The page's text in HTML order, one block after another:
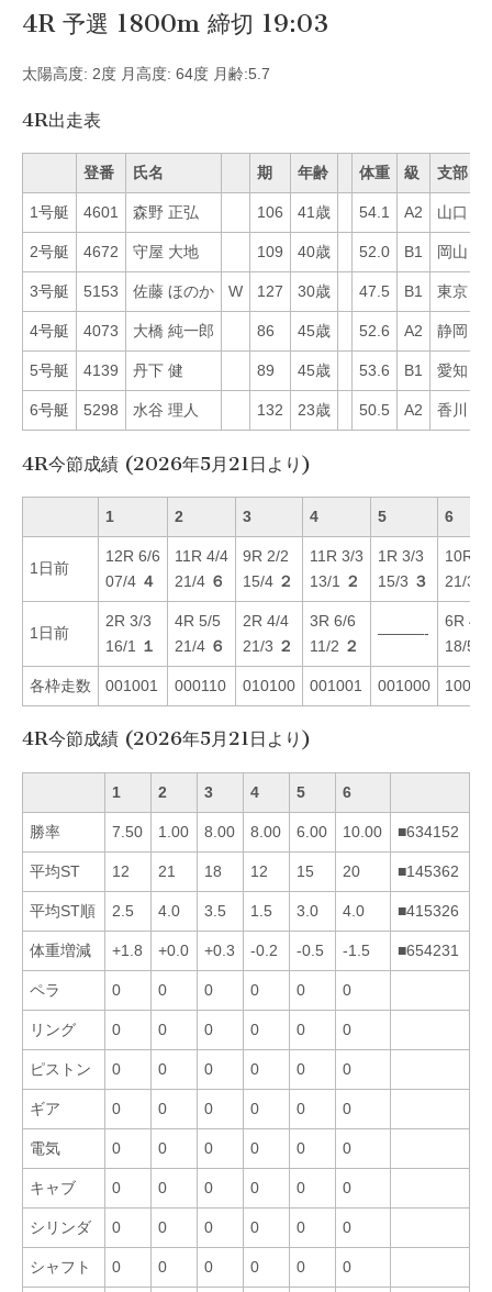
4R 予選 1800m 締切 19:03
太陽高度: 2度 月高度: 64度 月齢:5.7
4R出走表
登番 氏名 期 年齢 体重 級 支部
1号艇 4601 森野 正弘 106 41歳 54.1 A2 山口
2号艇 4672 守屋 大地 109 40歳 52.0 B1 岡山
3号艇 5153 佐藤 ほのか W 127 30歳 47.5 B1 東京
4号艇 4073 大橋 純一郎 86 45歳 52.6 A2 静岡
5号艇 4139 丹下 健 89 45歳 53.6 B1 愛知
6号艇 5298 水谷 理人 132 23歳 50.5 A2 香川
4R今節成績 (2026年5月21日より)
1 2 3 4 5 6
1日前
12R 6/6
07/4 ４
11R 4/4
21/4 ６
9R 2/2
15/4 ２
11R 3/3
13/1
２
1R 3/3
15/3 ３
10R
21/3
1日前
2R 3/3
16/1
１
4R 5/5
21/4 ６
2R 4/4
21/3 ２
3R 6/6
11/2 ２
———-
6R 4/3
18/5
各枠走数 001001 000110 010100 001001 001000
4R今節成績 (2026年5月21日より)
1 2 3 4 5 6
勝率 7.50 1.00 8.00 8.00 6.00 10.00 ■634152
平均ST 12 21 18 12 15 20 ■145362
平均ST順 2.5 4.0 3.5 1.5 3.0 4.0 ■415326
体重増減 +1.8 +0.0 +0.3 -0.2 -0.5 -1.5 ■654231
ペラ 0 0 0 0 0 0
リング 0 0 0 0 0 0
ピストン 0 0 0 0 0 0
ギア 0 0 0 0 0 0
電気 0 0 0 0 0 0
キャブ 0 0 0 0 0 0
シリンダ 0 0 0 0 0 0
シャフト 0 0 0 0 0 0